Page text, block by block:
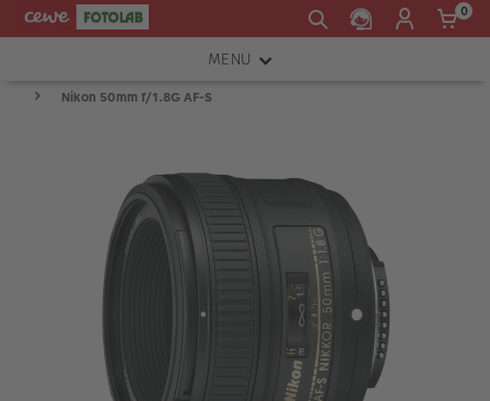
0
MENU
FOTOAPARÁTY
TISKÁRNY A SKENERY
PŘÍSLUŠENSTVÍ
Nikon 50mm f/1.8G AF-S